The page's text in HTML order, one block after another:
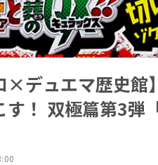
×デュエマ歴史
す！ 双極篇第3